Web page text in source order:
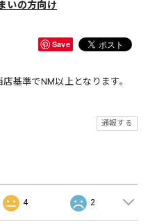
いの方向け
Save
基準でNM以上となります。
通報する
4 2